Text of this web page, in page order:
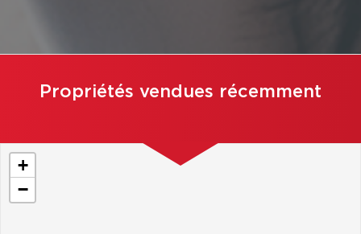
Propriétés vendues récemment
+
−